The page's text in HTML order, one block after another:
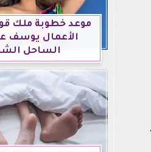
موعد خطوبة ملك
الأعمال يوسف
الساحل